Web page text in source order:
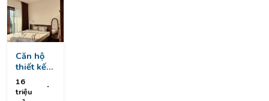
Vietnam
Căn hộ
thiết kế
penhouse
16
triệu